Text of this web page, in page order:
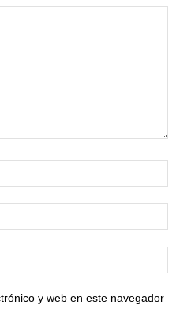
y web en este navegador